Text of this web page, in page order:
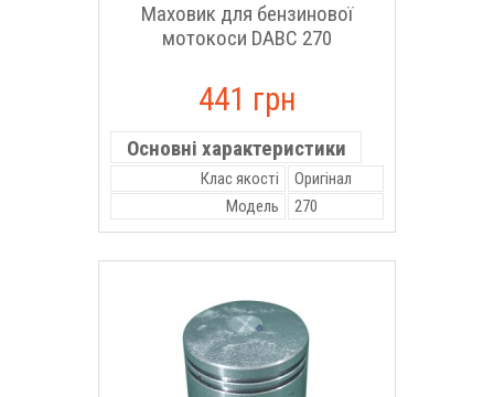
Маховик для бензинової
мотокоси DABC 270
441 грн
Основні характеристики
Клас якості
Оригінал
Модель
270